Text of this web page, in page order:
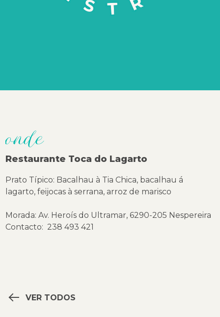
onde
Restaurante Toca do Lagarto
Prato Típico: Bacalhau à Tia Chica, bacalhau á
lagarto, feijocas à serrana, arroz de marisco
Morada: Av. Heroís do Ultramar, 6290-205 Nespereira
Contacto: 238 493 421
VER TODOS